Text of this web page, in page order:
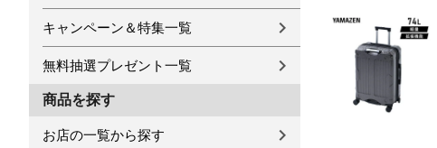
キャンペーン＆特集一覧
無料抽選プレゼント一覧
商品を探す
お店の一覧から探す